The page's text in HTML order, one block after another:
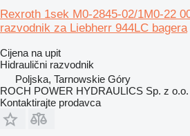
Rexroth 1sek M0-2845-02/1M0-22
razvodnik za Liebherr 944LC bagera
Cijena na upit
Hidraulični razvodnik
Poljska, Tarnowskie Góry
ROCH POWER HYDRAULICS Sp. z o.o.
Kontaktirajte prodavca